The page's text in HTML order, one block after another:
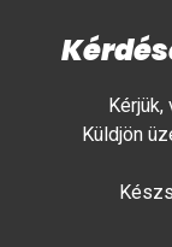
Küldjön